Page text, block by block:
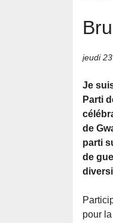
jeudi
Je
Parti
de
parti
de
pour